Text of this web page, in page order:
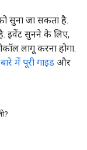
सुना जा सकता है.
इवेंट सुनने के लिए,
लागू करना होगा.
में पूरी गाइड और